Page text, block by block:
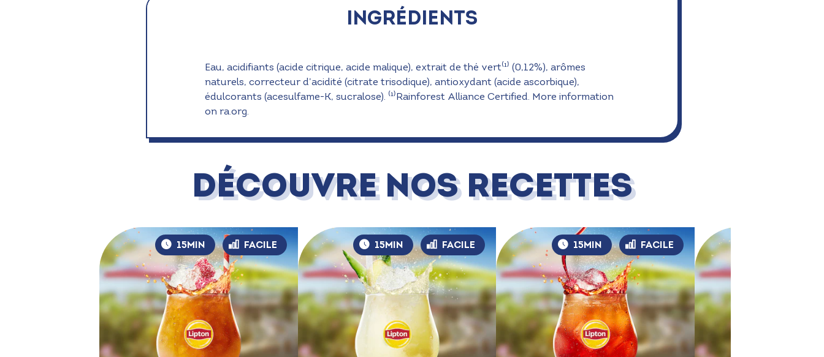
Ingrédients
Eau, acidifiants (acide citrique, acide malique), extrait de thé vert⁽¹⁾ (0,12%), arômes
naturels, correcteur d’acidité (citrate trisodique), antioxydant (acide ascorbique),
édulcorants (acesulfame-K, sucralose). ⁽¹⁾Rainforest Alliance Certified. More information
on ra.org.
DÉCOUVRE NOS RECETTES
15MIN FACILE 15MIN FACILE 15MIN FACILE